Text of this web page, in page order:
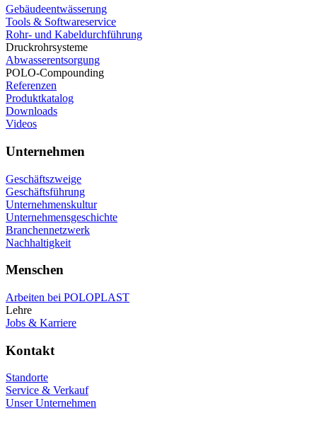
Gebäudeentwässerung
Tools & Softwareservice
Rohr- und Kabeldurchführung
Druckrohrsysteme
Abwasserentsorgung
POLO-Compounding
Referenzen
Produktkatalog
Downloads
Videos
Unternehmen
Geschäftszweige
Geschäftsführung
Unternehmenskultur
Unternehmensgeschichte
Branchennetzwerk
Nachhaltigkeit
Menschen
Arbeiten bei POLOPLAST
Lehre
Jobs & Karriere
Kontakt
Standorte
Service & Verkauf
Unser Unternehmen